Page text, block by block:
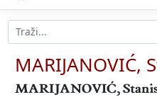
MARIJANOVIĆ,
MARIJANOVIĆ,